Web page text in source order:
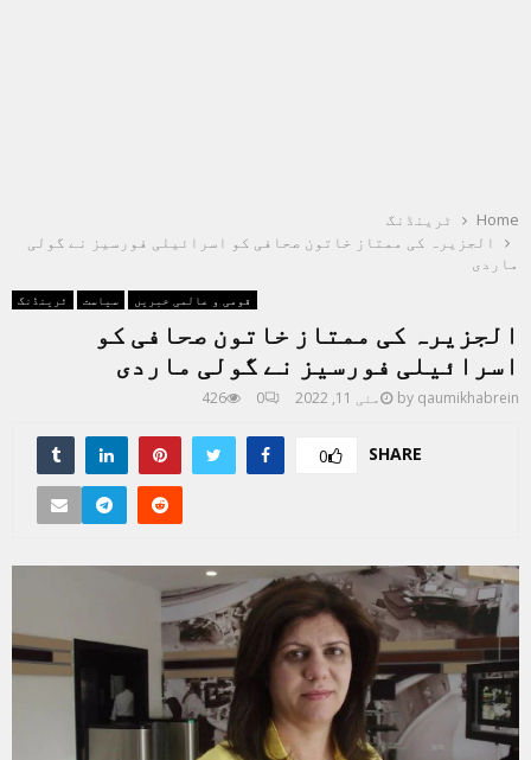
Home
ٹرینڈنگ
الجزیرہ کی ممتاز خاتون صحافی کو اسرائیلی فورسیز نے گولی
ماردی
ٹرینڈنگ سیاست قومی و عالمی خبریں
الجزیرہ کی ممتاز خاتون صحافی کو
اسرائیلی فورسیز نے گولی ماردی
by qaumikhabrein مئی 11, 2022 0
426
SHARE
0